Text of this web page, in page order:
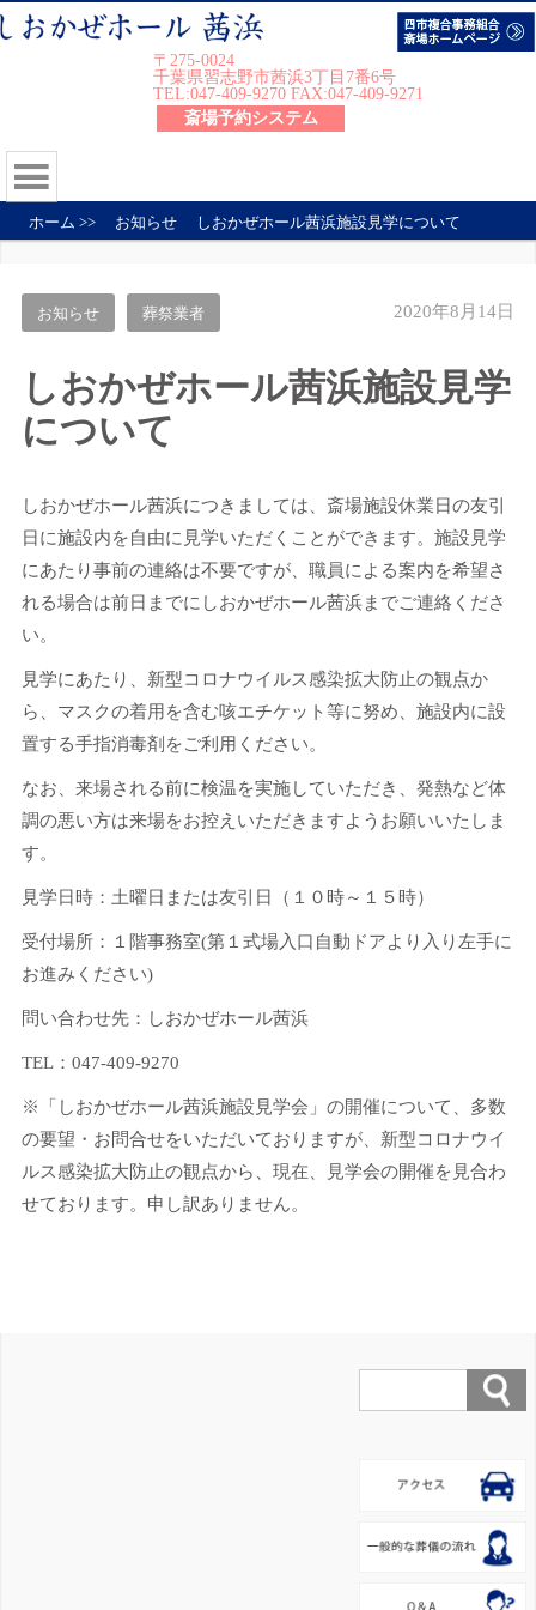
〒275-0024
千葉県習志野市茜浜3丁目7番6号
TEL:047-409-9270 FAX:047-409-9271
斎場予約システム
ホーム >> お知らせ しおかぜホール茜浜施設見学について
お知らせ 葬祭業者 2020年8月14日
しおかぜホール茜浜施設見学
について
しおかぜホール茜浜につきましては、斎場施設休業日の友引
日に施設内を自由に見学いただくことができます。施設見学
にあたり事前の連絡は不要ですが、職員による案内を希望さ
れる場合は前日までにしおかぜホール茜浜までご連絡くださ
い。
見学にあたり、新型コロナウイルス感染拡大防止の観点か
ら、マスクの着用を含む咳エチケット等に努め、施設内に設
置する手指消毒剤をご利用ください。
なお、来場される前に検温を実施していただき、発熱など体
調の悪い方は来場をお控えいただきますようお願いいたしま
す。
見学日時：土曜日または友引日（１０時～１５時）
受付場所：１階事務室(第１式場入口自動ドアより入り左手に
お進みください)
問い合わせ先：しおかぜホール茜浜
TEL：047-409-9270
※「しおかぜホール茜浜施設見学会」の開催について、多数
の要望・お問合せをいただいておりますが、新型コロナウイ
ルス感染拡大防止の観点から、現在、見学会の開催を見合わ
せております。申し訳ありません。